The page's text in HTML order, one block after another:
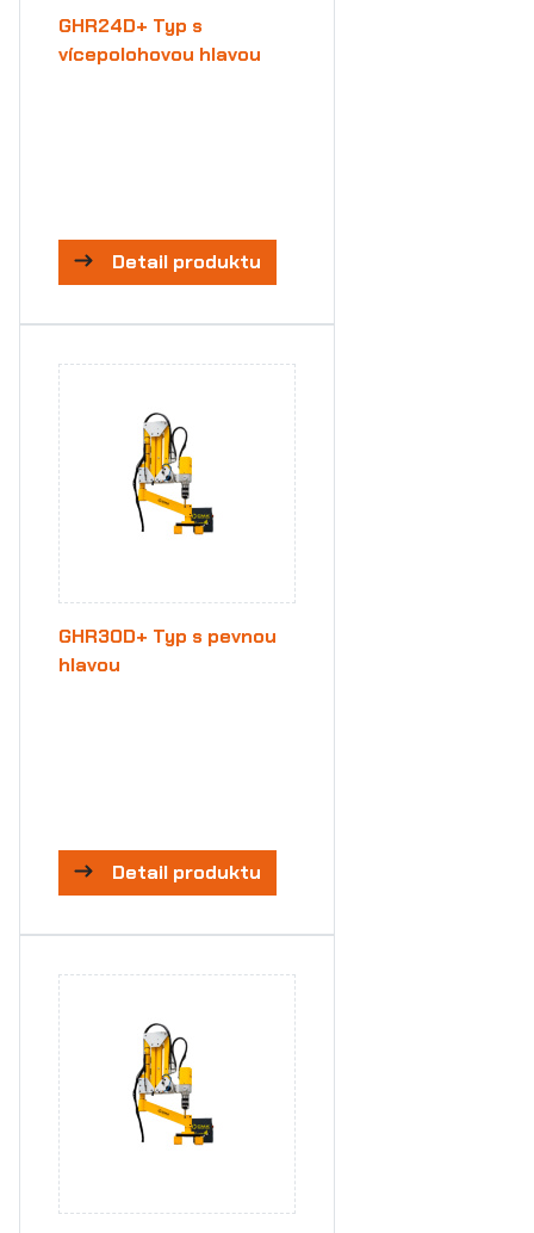
GHR24D+ Typ s
vícepolohovou hlavou
Detail produktu
GHR30D+ Typ s pevnou
hlavou
Detail produktu